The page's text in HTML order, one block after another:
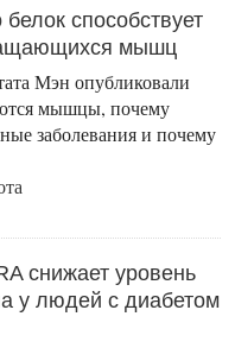
способствует
мышц
Мэн опубликовали
мышцы, почему
заболевания и почему
снижает уровень
у людей с диабетом